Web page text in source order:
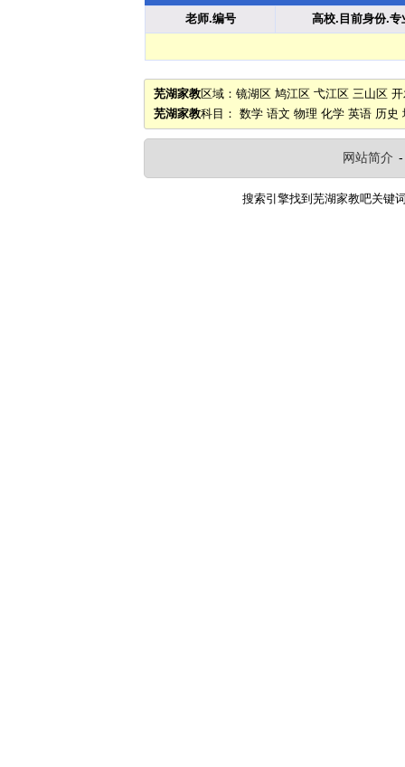
老师.编号 高校.目前身份.专
芜湖家教区域： 镜湖区 鸠江区 弋江区 三山区
芜湖家教科目： 数学 语文 物理 化学 英语 历史
网站简介
搜索引擎找到 芜湖家教吧关键